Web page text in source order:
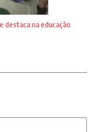
destaca na educação